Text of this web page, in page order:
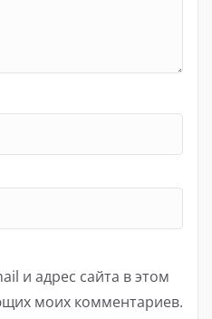
и адрес сайта в этом
моих комментариев.